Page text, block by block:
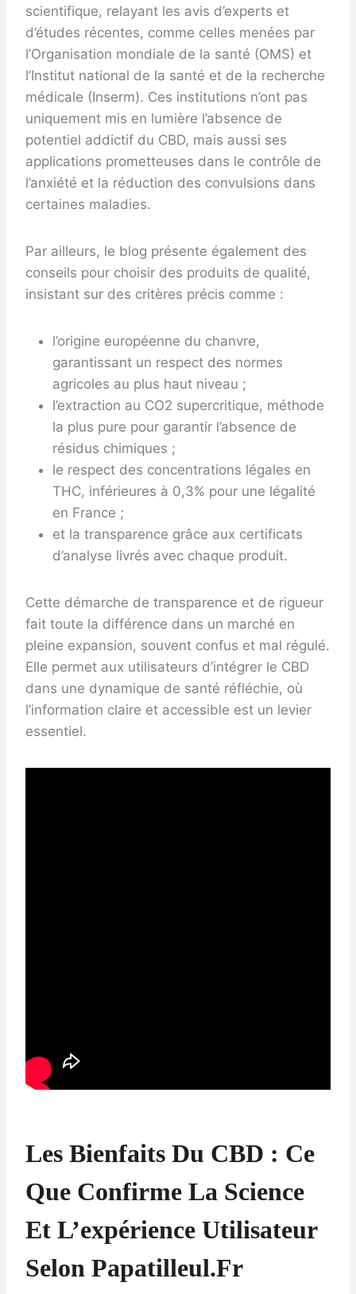
scientifique, relayant les avis d’experts et
d’études récentes, comme celles menées par
l’Organisation mondiale de la santé (OMS) et
l’Institut national de la santé et de la recherche
médicale (Inserm). Ces institutions n’ont pas
uniquement mis en lumière l’absence de
potentiel addictif du CBD, mais aussi ses
applications prometteuses dans le contrôle de
l’anxiété et la réduction des convulsions dans
certaines maladies.
Par ailleurs, le blog présente également des
conseils pour choisir des produits de qualité,
insistant sur des critères précis comme :
l’origine européenne du chanvre,
garantissant un respect des normes
agricoles au plus haut niveau ;
l’extraction au CO2 supercritique, méthode
la plus pure pour garantir l’absence de
résidus chimiques ;
le respect des concentrations légales en
THC, inférieures à 0,3% pour une légalité
en France ;
et la transparence grâce aux certificats
d’analyse livrés avec chaque produit.
Cette démarche de transparence et de rigueur
fait toute la différence dans un marché en
pleine expansion, souvent confus et mal régulé.
Elle permet aux utilisateurs d’intégrer le CBD
dans une dynamique de santé réfléchie, où
l’information claire et accessible est un levier
essentiel.
Les Bienfaits Du CBD : Ce
Que Confirme La Science
Et L’expérience Utilisateur
Selon Papatilleul.fr